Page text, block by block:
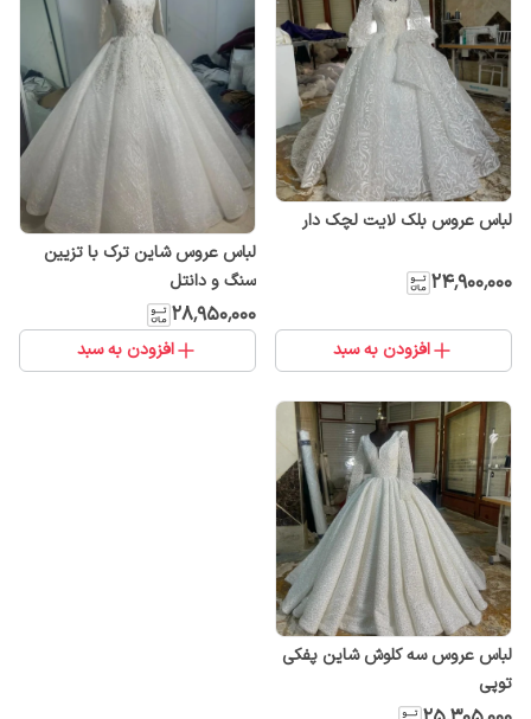
لباس عروس بلک لایت لچک دار
۲۴٬۹۰۰٬۰۰۰
افزودن به سبد
لباس عروس شاین ترک با تزیین
سنگ و دانتل
۲۸٬۹۵۰٬۰۰۰
افزودن به سبد
لباس عروس سه کلوش شاین پفکی
توپی